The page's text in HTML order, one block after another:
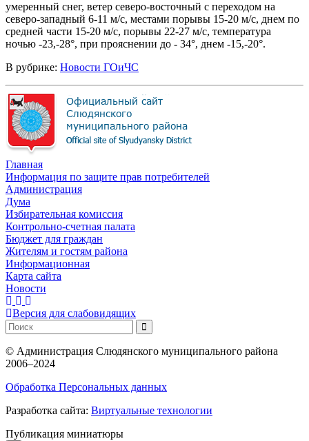
умеренный снег, ветер северо-восточный с переходом на
северо-западный 6-11 м/с, местами порывы 15-20 м/с, днем по
средней части 15-20 м/с, порывы 22-27 м/с, температура
ночью -23,-28°, при прояснении до - 34°, днем -15,-20°.
В рубрике: Новости ГОиЧС
Главная
Информация по защите прав потребителей
Администрация
Дума
Избирательная комиссия
Контрольно-счетная палата
Бюджет для граждан
Жителям и гостям района
Информационная
Карта сайта
Новости
Версия для слабовидящих
© Администрация Слюдянского муниципального района
2006–2024
Обработка Персональных данных
Разработка сайта: Виртуальные технологии
Публикация миниатюры